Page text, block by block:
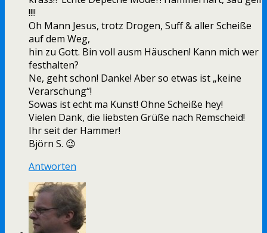
!!!!
Oh Mann Jesus, trotz Drogen, Suff & aller Scheiße
auf dem Weg,
hin zu Gott. Bin voll ausm Häuschen! Kann mich wer
festhalten?
Ne, geht schon! Danke! Aber so etwas ist „keine
Verarschung“!
Sowas ist echt ma Kunst! Ohne Scheiße hey!
Vielen Dank, die liebsten Grüße nach Remscheid!
Ihr seit der Hammer!
Björn S. 😉
Antworten